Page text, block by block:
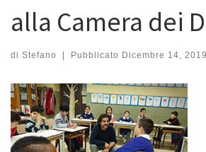
alla Camera dei
di Stefano Pubblicato Dicembre 14, 2019